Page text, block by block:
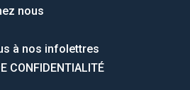
nous
à nos infolettres
CONFIDENTIALITÉ